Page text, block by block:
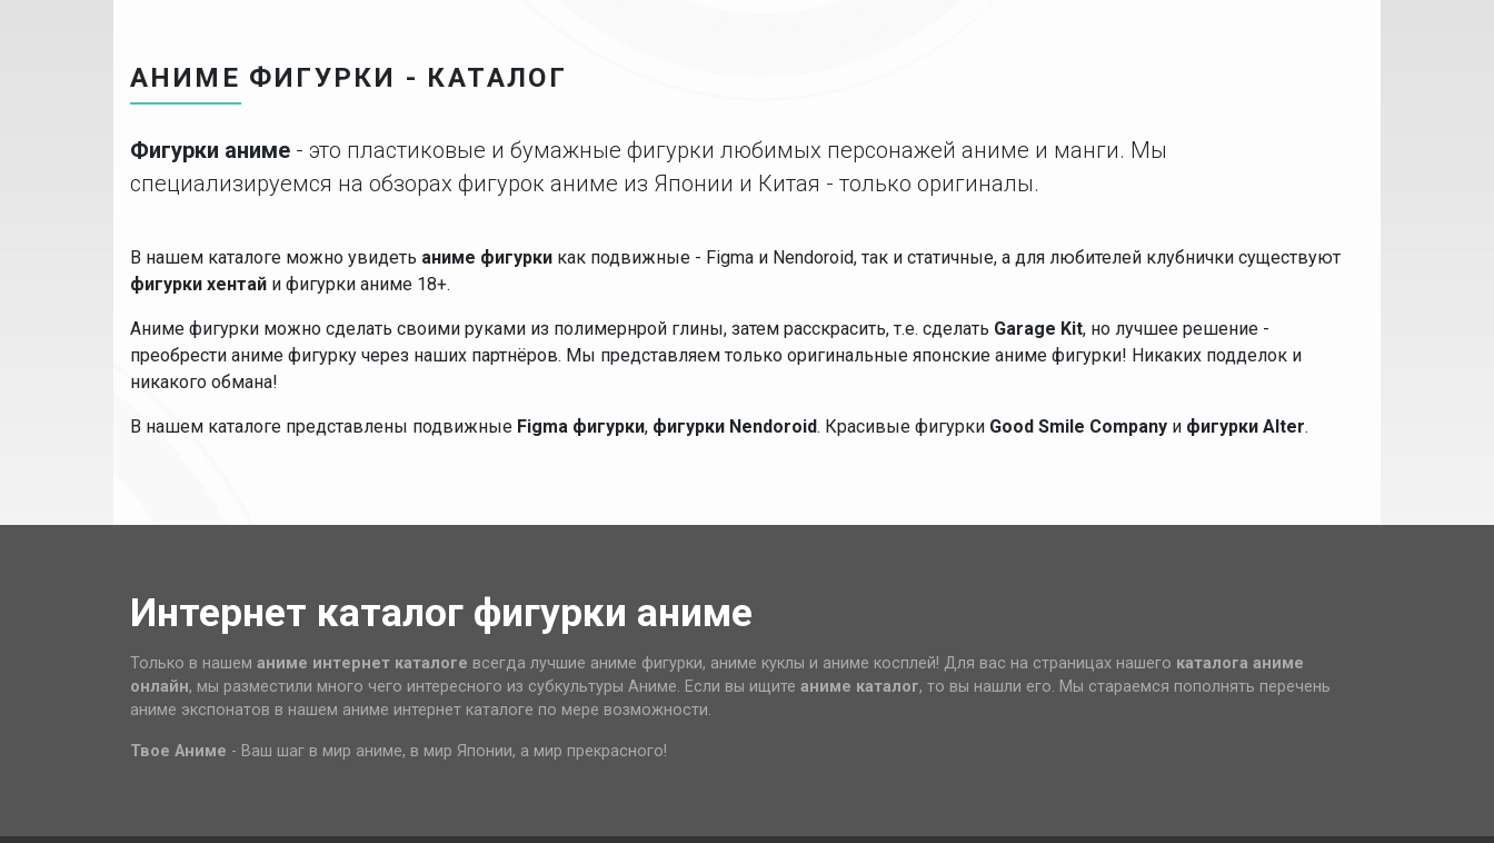
АНИМЕ ФИГУРКИ - КАТАЛОГ
Фигурки аниме - это пластиковые и бумажные фигурки любимых персонажей аниме и манги. Мы
специализируемся на обзорах фигурок аниме из Японии и Китая - только оригиналы.
В нашем каталоге можно увидеть аниме фигурки как подвижные - Figma и Nendoroid, так и статичные, а для любителей клубнички существуют
фигурки хентай и фигурки аниме 18+.
Аниме фигурки можно сделать своими руками из полимернрой глины, затем расскрасить, т.е. сделать Garage Kit, но лучшее решение -
преобрести аниме фигурку через наших партнёров. Мы представляем только оригинальные японские аниме фигурки! Никаких подделок и
никакого обмана!
В нашем каталоге представлены подвижные Figma фигурки, фигурки Nendoroid. Красивые фигурки Good Smile Company и фигурки Alter.
Интернет каталог фигурки аниме
Только в нашем аниме интернет каталоге всегда лучшие аниме фигурки, аниме куклы и аниме косплей! Для вас на страницах нашего каталога аниме
онлайн, мы разместили много чего интересного из субкультуры Аниме. Если вы ищите аниме каталог, то вы нашли его. Мы стараемся пополнять перечень
аниме экспонатов в нашем аниме интернет каталоге по мере возможности.
Твое Аниме - Ваш шаг в мир аниме, в мир Японии, а мир прекрасного!